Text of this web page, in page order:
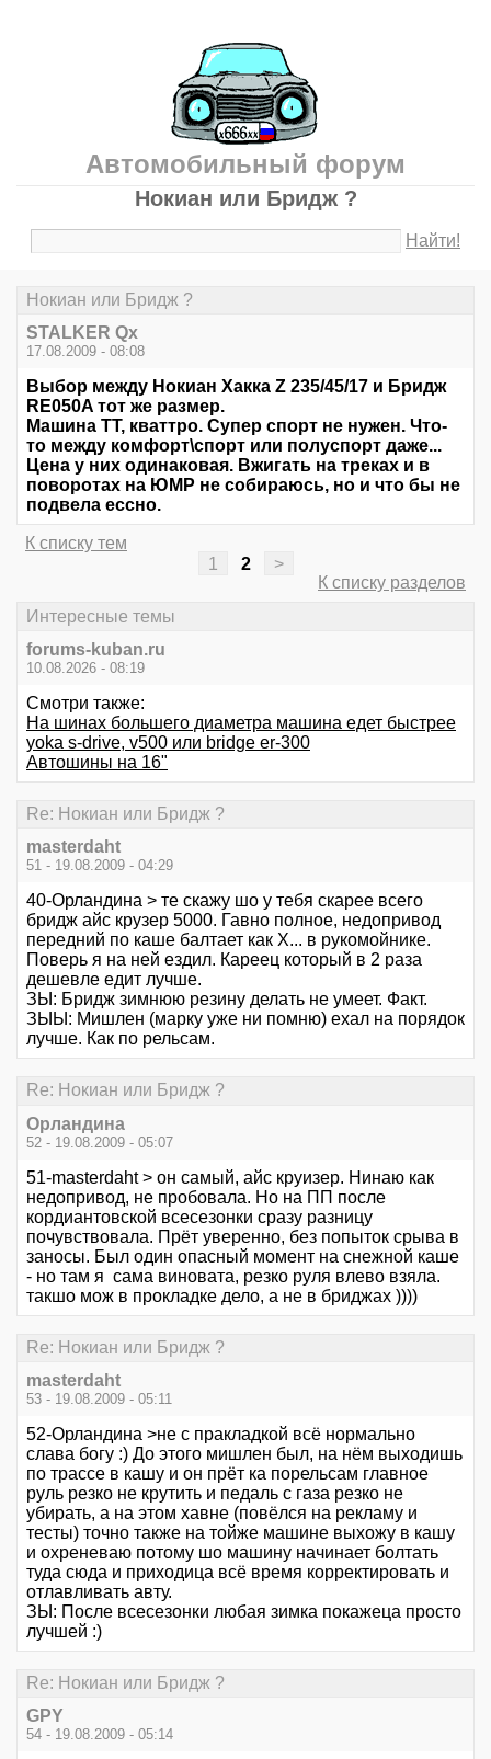
Автомобильный форум
Нокиан или Бридж ?
Найти!
Нокиан или Бридж ?
STALKER Qx
17.08.2009 - 08:08
Выбор между Нокиан Хакка Z 235/45/17 и Бридж
RE050A тот же размер.
Машина ТТ, кваттро. Супер спорт не нужен. Что-
то между комфорт\спорт или полуспорт даже...
Цена у них одинаковая. Вжигать на треках и в
поворотах на ЮМР не собираюсь, но и что бы не
подвела ессно.
К списку тем
1
2
>
К списку разделов
Интересные темы
forums-kuban.ru
10.08.2026 - 08:19
Смотри также:
На шинах большего диаметра машина едет быстрее
yoka s-drive, v500 или bridge er-300
Автошины на 16"
Re: Нокиан или Бридж ?
masterdaht
51 - 19.08.2009 - 04:29
40-Орландина > те скажу шо у тебя скарее всего
бридж айс крузер 5000. Гавно полное, недопривод
передний по каше балтает как Х... в рукомойнике.
Поверь я на ней ездил. Кареец который в 2 раза
дешевле едит лучше.
ЗЫ: Бридж зимнюю резину делать не умеет. Факт.
ЗЫЫ: Мишлен (марку уже ни помню) ехал на порядок
лучше. Как по рельсам.
Re: Нокиан или Бридж ?
Орландина
52 - 19.08.2009 - 05:07
51-masterdaht > он самый, айс круизер. Нинаю как
недопривод, не пробовала. Но на ПП после
кордиантовской всесезонки сразу разницу
почувствовала. Прёт уверенно, без попыток срыва в
заносы. Был один опасный момент на снежной каше
- но там я сама виновата, резко руля влево взяла.
такшо мож в прокладке дело, а не в бриджах ))))
Re: Нокиан или Бридж ?
masterdaht
53 - 19.08.2009 - 05:11
52-Орландина >не с пракладкой всё нормально
слава богу :) До этого мишлен был, на нём выходишь
по трассе в кашу и он прёт ка порельсам главное
руль резко не крутить и педаль с газа резко не
убирать, а на этом хавне (повёлся на рекламу и
тесты) точно также на тойже машине выхожу в кашу
и охреневаю потому шо машину начинает болтать
туда сюда и приходица всё время корректировать и
отлавливать авту.
ЗЫ: После всесезонки любая зимка покажеца просто
лучшей :)
Re: Нокиан или Бридж ?
GPY
54 - 19.08.2009 - 05:14